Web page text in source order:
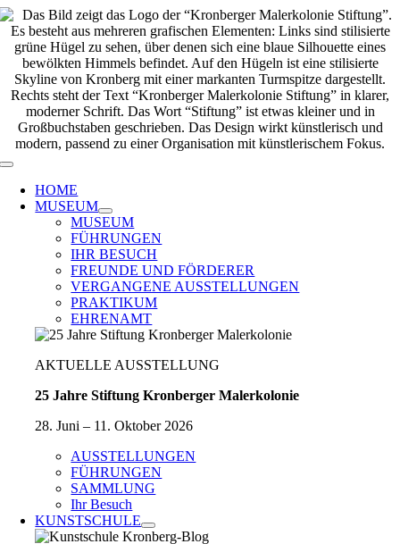
Zum
Inhalt
springen
Toggle
Navigation
HOME
MUSEUM
MUSEUM
FÜHRUNGEN
IHR BESUCH
FREUNDE UND FÖRDERER
VERGANGENE AUSSTELLUNGEN
PRAKTIKUM
EHRENAMT
AKTUELLE AUSSTELLUNG
25 Jahre Stiftung Kronberger Malerkolonie
28. Juni – 11. Oktober 2026
AUSSTELLUNGEN
FÜHRUNGEN
SAMMLUNG
Ihr Besuch
KUNSTSCHULE